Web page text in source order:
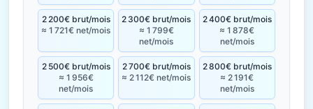
2 200€ brut/mois
≈ 1 721€ net/mois
2 300€ brut/mois
≈ 1 799€
net/mois
2 400€ brut/mois
≈ 1 878€
net/mois
2 500€ brut/mois
≈ 1 956€
net/mois
2 700€ brut/mois
≈ 2 112€ net/mois
2 800€ brut/mois
≈ 2 191€
net/mois